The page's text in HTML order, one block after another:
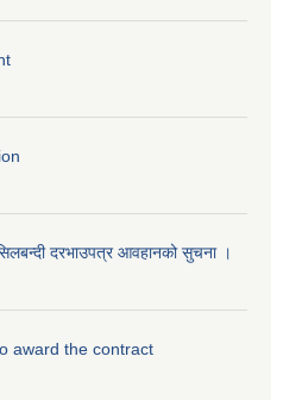
दरभाउपत्र आवहानको सुचना ।
award the contract